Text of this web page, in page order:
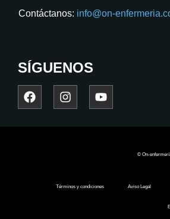
Contáctanos: info@on-
SÍGUENOS
© On-
Términos y condiciones Aviso Legal